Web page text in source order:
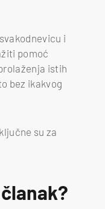
i
pomoć
istih
bez ikakvog
su za